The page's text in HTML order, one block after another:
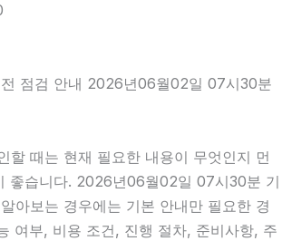
점검 안내 2026년06월02일 07시30분
할 때는 현재 필요한 내용이 무엇인지 먼
좋습니다. 2026년06월02일 07시30분 기
아보는 경우에는 기본 안내만 필요한 경
여부, 비용 조건, 진행 절차, 준비사항, 주